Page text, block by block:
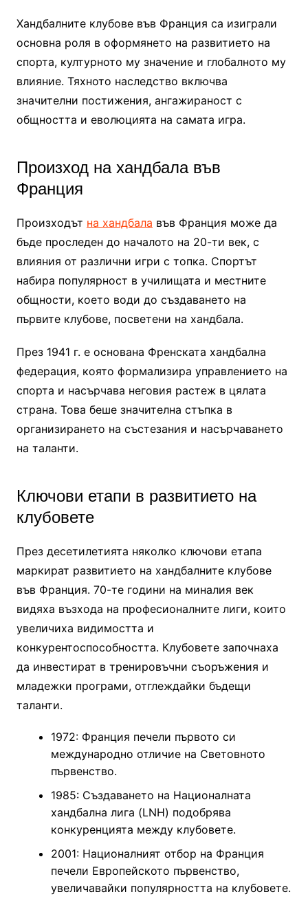
Хандбалните клубове във Франция са изиграли
основна роля в оформянето на развитието на
спорта, културното му значение и глобалното му
влияние. Тяхното наследство включва
значителни постижения, ангажираност с
общността и еволюцията на самата игра.
Произход на хандбала във
Франция
Произходът на хандбала във Франция може да
бъде проследен до началото на 20-ти век, с
влияния от различни игри с топка. Спортът
набира популярност в училищата и местните
общности, което води до създаването на
първите клубове, посветени на хандбала.
През 1941 г. е основана Френската хандбална
федерация, която формализира управлението на
спорта и насърчава неговия растеж в цялата
страна. Това беше значителна стъпка в
организирането на състезания и насърчаването
на таланти.
Ключови етапи в развитието на
клубовете
През десетилетията няколко ключови етапа
маркират развитието на хандбалните клубове
във Франция. 70-те години на миналия век
видяха възхода на професионалните лиги, които
увеличиха видимостта и
конкурентоспособността. Клубовете започнаха
да инвестират в тренировъчни съоръжения и
младежки програми, отглеждайки бъдещи
таланти.
1972: Франция печели първото си
международно отличие на Световното
първенство.
1985: Създаването на Националната
хандбална лига (LNH) подобрява
конкуренцията между клубовете.
2001: Националният отбор на Франция
печели Европейското първенство,
увеличавайки популярността на клубовете.